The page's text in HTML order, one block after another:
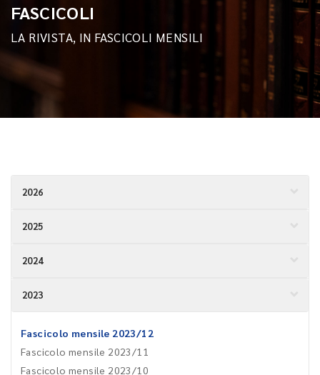
FASCICOLI
LA RIVISTA, IN FASCICOLI MENSILI
2026
2025
2024
2023
Fascicolo mensile 2023/12
Fascicolo mensile 2023/11
Fascicolo mensile 2023/10